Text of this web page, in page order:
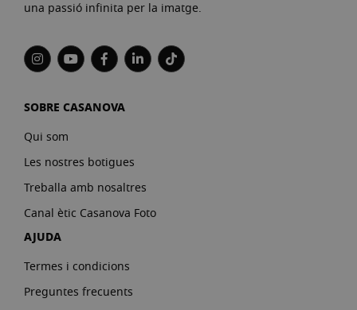
una passió infinita per la imatge.
SOBRE CASANOVA
Qui som
Les nostres botigues
Treballa amb nosaltres
Canal ètic Casanova Foto
AJUDA
Termes i condicions
Preguntes frecuents